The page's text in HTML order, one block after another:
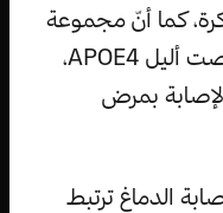
كما أنّ مجموعة
من الاختبارات الأخرى، والتي فحصت أليل APOE4،
بمرض
الدماغ ترتبط